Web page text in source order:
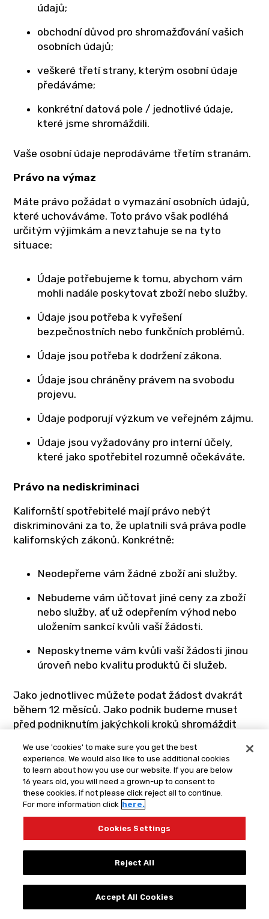
údajů;
obchodní důvod pro shromažďování vašich
osobních údajů;
veškeré třetí strany, kterým osobní údaje
předáváme;
konkrétní datová pole / jednotlivé údaje,
které jsme shromáždili.
Vaše osobní údaje neprodáváme třetím stranám.
Právo na výmaz
Máte právo požádat o vymazání osobních údajů,
které uchováváme. Toto právo však podléhá
určitým výjimkám a nevztahuje se na tyto
situace:
Údaje potřebujeme k tomu, abychom vám
mohli nadále poskytovat zboží nebo služby.
Údaje jsou potřeba k vyřešení
bezpečnostních nebo funkčních problémů.
Údaje jsou potřeba k dodržení zákona.
Údaje jsou chráněny právem na svobodu
projevu.
Údaje podporují výzkum ve veřejném zájmu.
Údaje jsou vyžadovány pro interní účely,
které jako spotřebitel rozumně očekáváte.
Právo na nediskriminaci
Kalifornští spotřebitelé mají právo nebýt
diskriminováni za to, že uplatnili svá práva podle
kalifornských zákonů. Konkrétně:
Neodepřeme vám žádné zboží ani služby.
Nebudeme vám účtovat jiné ceny za zboží
nebo služby, ať už odepřením výhod nebo
uložením sankcí kvůli vaší žádosti.
Neposkytneme vám kvůli vaší žádosti jinou
úroveň nebo kvalitu produktů či služeb.
Jako jednotlivec můžete podat žádost dvakrát
během 12 měsíců. Jako podnik budeme muset
před podniknutím jakýchkoli kroků shromáždit
vaši totožnost. Na žádost o osobní údaje
odpovíme do 45 dnů od jejího přijetí.
Uplatňování vašich práv
Chcete-li uplatnit svá práva, napište nám na
dpo@spinmaster.com.
Chcete-li podat žádost za sebe nebo své
nezletilé dítě, ujistěte se, že žádost obsahuje:
dostatečné informace, které nám umožní
We use 'cookies' to make sure you get the best
experience. We would also like to use additional cookies
to learn about how you use our website. If you are below
16 years old, you will need a grown-up to consent to
these cookies, if not please click reject all to continue.
For more information click here.
Cookies Settings
Reject All
Accept All Cookies